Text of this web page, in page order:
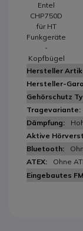
Entel
CHP750D
für HT
Funkgeräte
-
Kopfbügel
Ohne